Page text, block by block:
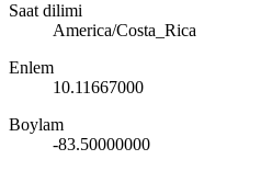
Saat dilimi
America/Costa_Rica
Enlem
10.11667000
Boylam
-83.50000000